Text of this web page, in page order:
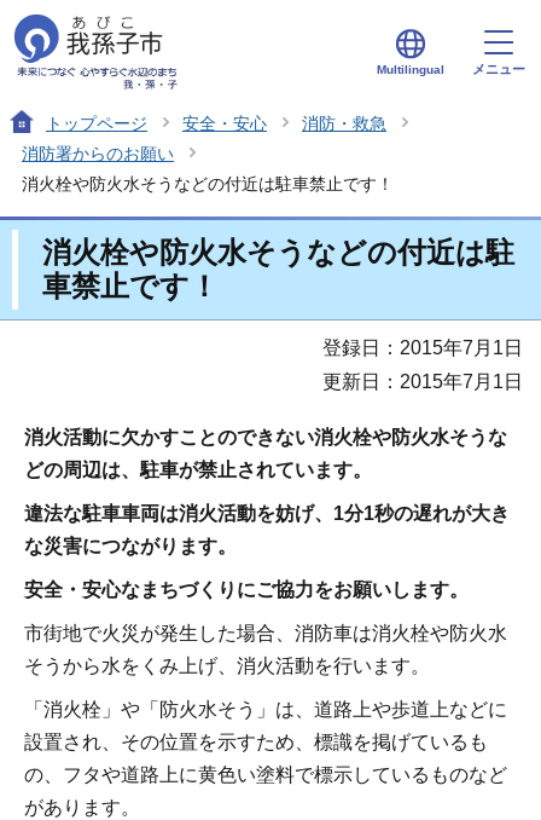
Multilingual メニュー
トップページ 安全・安心
消防・救急
消防署からのお願い
消火栓や防火水そうなどの付近は駐車禁止です！
消火栓や防火水そうなどの付近は駐
車禁止です！
登録日：2015年7月1日
更新日：2015年7月1日
消火活動に欠かすことのできない消火栓や防火水そうな
どの周辺は、駐車が禁止されています。
違法な駐車車両は消火活動を妨げ、1分1秒の遅れが大き
な災害につながります。
安全・安心なまちづくりにご協力をお願いします。
市街地で火災が発生した場合、消防車は消火栓や防火水
そうから水をくみ上げ、消火活動を行います。
「消火栓」や「防火水そう」は、道路上や歩道上などに
設置され、その位置を示すため、標識を掲げているも
の、フタや道路上に黄色い塗料で標示しているものなど
があります。